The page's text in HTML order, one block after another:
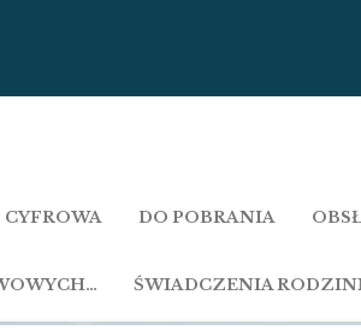
CYFROWA DO POBRANIA
ŚWIADCZENIA